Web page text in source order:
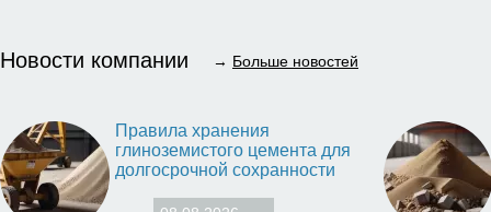
Новости компании → Больше новостей
Правила хранения
глиноземистого цемента для
долгосрочной сохранности